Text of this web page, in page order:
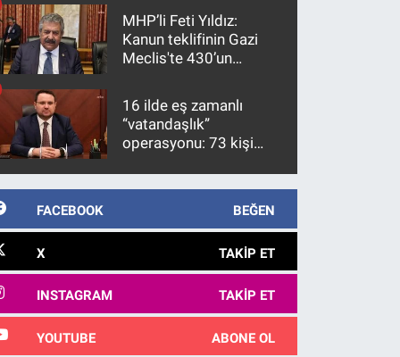
MHP’li Feti Yıldız:
Kanun teklifinin Gazi
Meclis'te 430’un
kanunlaşacağı
görülmektedir
16 ilde eş zamanlı
“vatandaşlık”
operasyonu: 73 kişi
FACEBOOK BEĞEN
X TAKIP ET
INSTAGRAM TAKIP ET
YOUTUBE ABONE OL